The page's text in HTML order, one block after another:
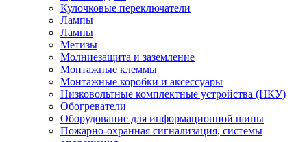
Кулочковые переключатели
Лампы
Лампы
Метизы
Молниезащита и заземление
Монтажные клеммы
Монтажные коробки и аксессуары
Низковольтные комплектные устройства (НКУ)
Обогреватели
Оборудование для информационной шины
Пожарно-охранная сигнализация, системы